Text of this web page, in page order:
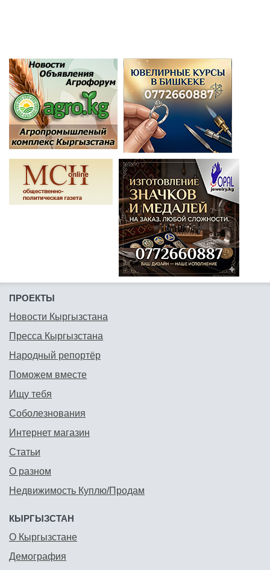
ПРОЕКТЫ
Новости Кыргызстана
Пресса Кыргызстана
Народный репортёр
Поможем вместе
Ищу тебя
Соболезнования
Интернет магазин
Статьи
О разном
Недвижимость Куплю/Продам
КЫРГЫЗСТАН
О Кыргызстане
Демография